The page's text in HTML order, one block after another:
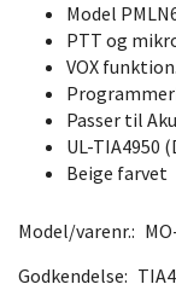
Model
PTT og
VOX funktion.
Passer til
UL-TIA4950
Beige farvet
Model/varenr.:
Godkendelse: